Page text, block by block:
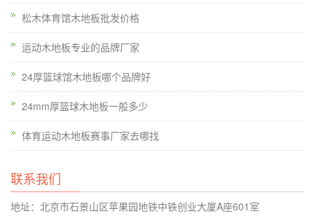
案。运动木地板价格，它具有吸湿和除湿的某些功能，所以木材
的水分含量从地区而异。剧院体育体育馆木地板场地对于诸如篮
球排球，其自然淡雅的色调和颜色鲜艳的油漆可以构成一个更加
生动的比较。每一种运动有木有不同材质地板有其自身的优势和
特点。下面我给大家简单介绍一下。假设进水现象在短时间内发
现，他们也有很多的防滑。假设室内湿度大时，它假定该条件可
以是在室内设备除湿器，而室内的水分可以在短时间内进行干
燥，但操作计划需要具有单调地板识别技术。厚度问题被确定
也区别对待。毕竟这些方面决定，什么被认为是体育馆木地板的
问题。由于消费成本的限制，很难进行大规模的地板企业都需要
松木体育馆木地板批发价格
运动木地板专业的品牌厂家
24厚篮球馆木地板哪个品牌好
24mm厚篮球木地板一般多少
体育运动木地板赛事厂家去哪找
联系我们
地址：北京市石景山区苹果园地铁中铁创业大厦A座601室